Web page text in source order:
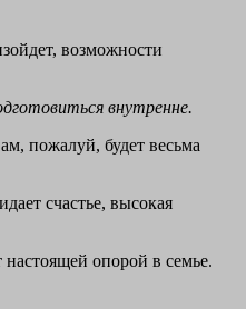
возможности
внутренне.
пожалуй, будет весьма
счастье, высокая
опорой в семье.